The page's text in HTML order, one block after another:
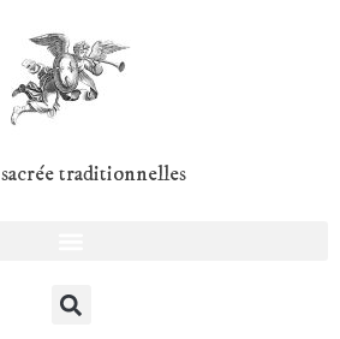
traditionnelles